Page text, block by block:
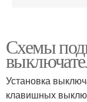
Обычные
Схемы
Установка
клавишных